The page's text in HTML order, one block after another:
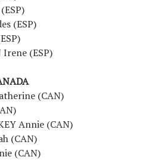
(ESP)
Irene (ESP)
(CAN)
Annie (CAN)
(CAN)
(CAN)